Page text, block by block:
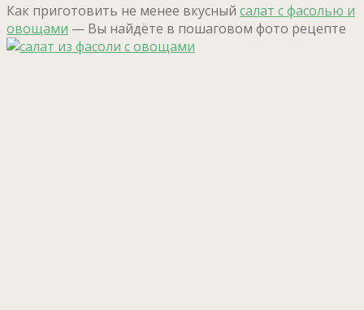
Как приготовить не менее вкусный салат с фасолью и
овощами — Вы найдёте в пошаговом фото рецепте